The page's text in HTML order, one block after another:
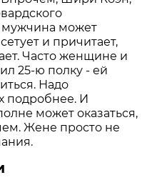
мужчина может
и причитает,
Часто женщине и
25-ю полку - ей
Надо
подробнее. И
может оказаться,
Жене просто не